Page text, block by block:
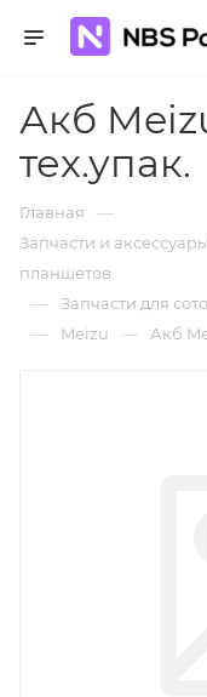
Акб
тех.упак.
Главная —
Запчасти и
планшетов.
— Запчасти для
— Meizu — Акб